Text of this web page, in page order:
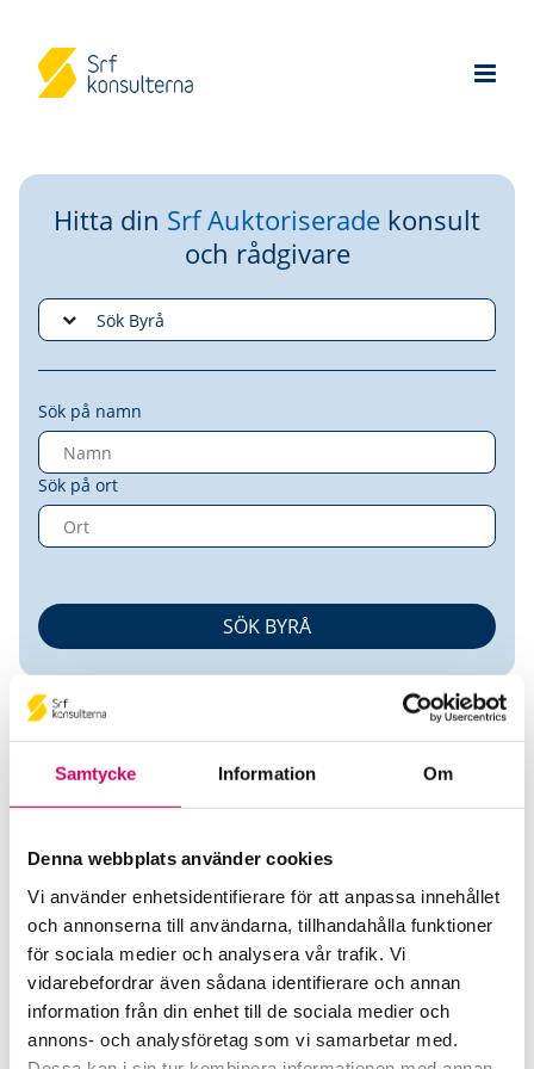
Samtycke Information Om
Denna webbplats använder cookies
Vi använder enhetsidentifierare för att anpassa innehållet
och annonserna till användarna, tillhandahålla funktioner
för sociala medier och analysera vår trafik. Vi
vidarebefordrar även sådana identifierare och annan
information från din enhet till de sociala medier och
annons- och analysföretag som vi samarbetar med.
Hitta din Srf Auktoriserade konsult
och rådgivare
Sök på namn
Sök på ort
Patricia Buske
Auktoriserad Redovisningskonsult
Busec AB
Älta
Telefon